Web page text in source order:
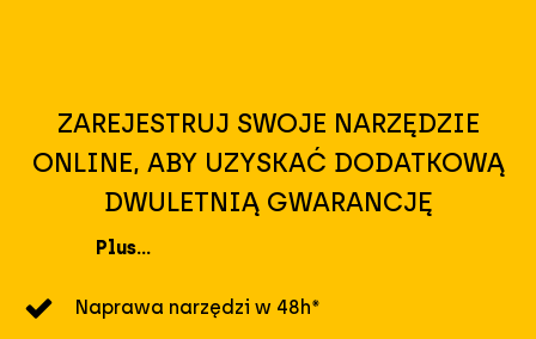
ZAREJESTRUJ SWOJE NARZĘDZIE
ONLINE, ABY UZYSKAĆ DODATKOWĄ
DWULETNIĄ GWARANCJĘ
Plus...
Naprawa narzędzi w 48h*